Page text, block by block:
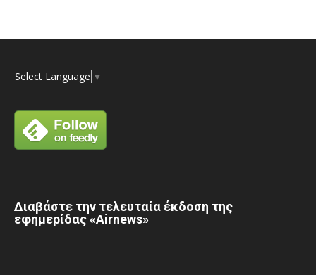
Select Language ▼
Διαβάστε την τελευταία έκδοση της
εφημερίδας «Airnews»